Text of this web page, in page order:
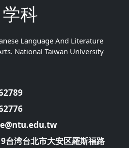
学科
Language And Literature
National Taiwan Unlversity
台湾台北市大安区羅斯福路